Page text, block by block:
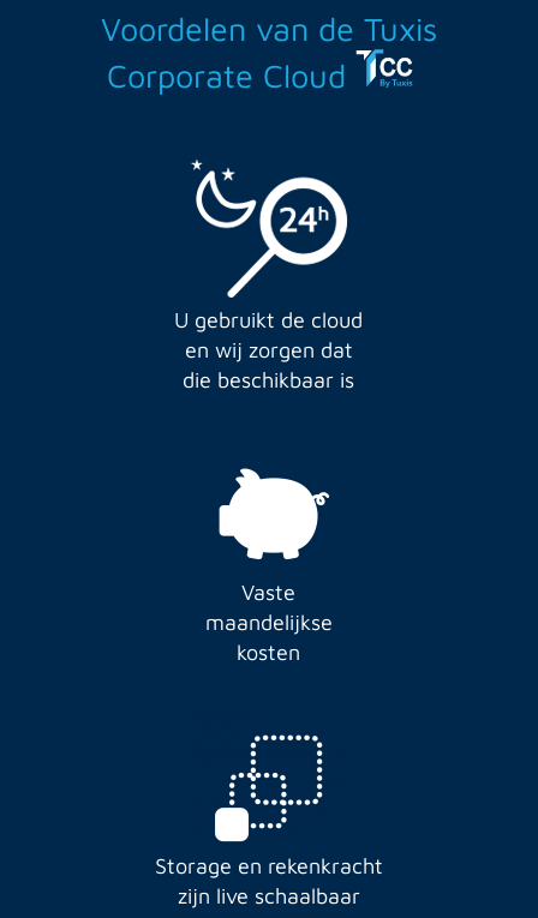
Voordelen van de Tuxis
Corporate Cloud
U gebruikt de cloud
en wij zorgen dat
die beschikbaar is
Vaste
maandelijkse
kosten
Storage en rekenkracht
zijn live schaalbaar